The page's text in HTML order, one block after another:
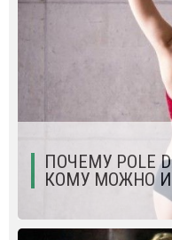
ПОЧЕМУ POLE
КОМУ МОЖНО